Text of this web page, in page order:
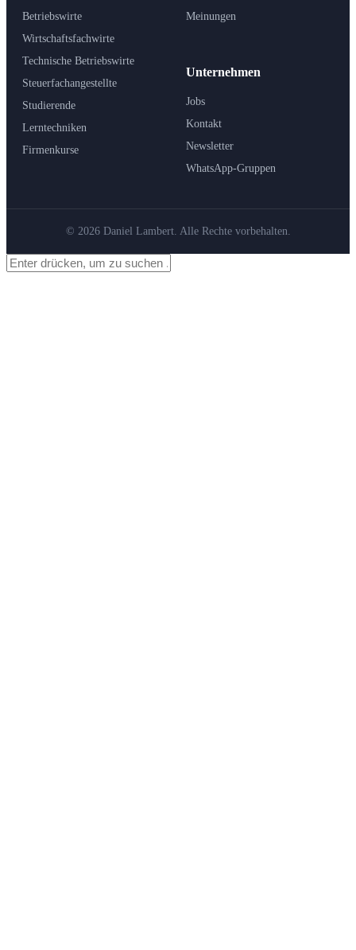
Betriebswirte
Wirtschaftsfachwirte
Technische Betriebswirte
Steuerfachangestellte
Studierende
Lerntechniken
Firmenkurse
Meinungen
Unternehmen
Jobs
Kontakt
Newsletter
WhatsApp-Gruppen
© 2026 Daniel Lambert. Alle Rechte vorbehalten.